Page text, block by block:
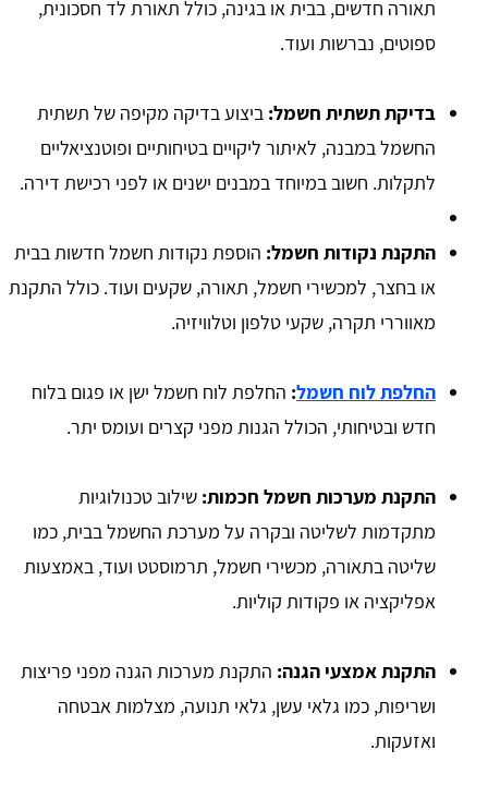
תאורה חדשים, בבית או בגינה, כולל תאורת לד חסכונית,
ספוטים, נברשות ועוד.
בדיקת תשתית חשמל: ביצוע בדיקה מקיפה של תשתית
החשמל במבנה, לאיתור ליקויים בטיחותיים ופוטנציאליים
לתקלות. חשוב במיוחד במבנים ישנים או לפני רכישת דירה.
התקנת נקודות חשמל: הוספת נקודות חשמל חדשות בבית
או בחצר, למכשירי חשמל, תאורה, שקעים ועוד. כולל התקנת
מאווררי תקרה, שקעי טלפון וטלוויזיה.
החלפת לוח חשמל: החלפת לוח חשמל ישן או פגום בלוח
חדש ובטיחותי, הכולל הגנות מפני קצרים ועומס יתר.
התקנת מערכות חשמל חכמות: שילוב טכנולוגיות
מתקדמות לשליטה ובקרה על מערכת החשמל בבית, כמו
שליטה בתאורה, מכשירי חשמל, תרמוסטט ועוד, באמצעות
אפליקציה או פקודות קוליות.
התקנת אמצעי הגנה: התקנת מערכות הגנה מפני פריצות
ושריפות, כמו גלאי עשן, גלאי תנועה, מצלמות אבטחה
ואזעקות.